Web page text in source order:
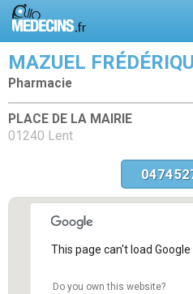
MAZUEL
Pharmacie
PLACE DE LA MAIRIE
01240 Lent
This page can't load
Do you own this website?